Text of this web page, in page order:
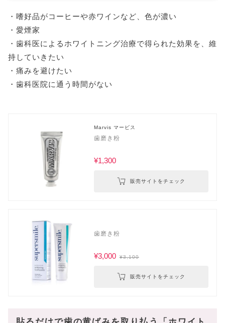
・嗜好品がコーヒーや赤ワインなど、色が濃い
・愛煙家
・歯科医によるホワイトニング治療で得られた効果を、維
持していきたい
・痛みを避けたい
・歯科医院に通う時間がない
Marvis マービス
歯磨き粉
¥1,300
販売サイトをチェック
歯磨き粉
¥3,000 ¥3,100
販売サイトをチェック